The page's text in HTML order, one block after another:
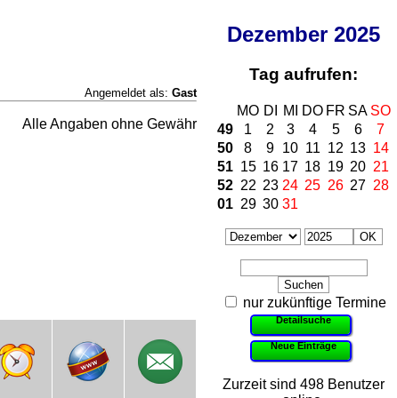
Dezember 2025
Tag aufrufen:
MO DI MI DO FR SA SO
49
1 2 3 4 5 6
7
50
8 9 10 11 12 13 14
51 15 16 17 18 19 20 21
52 22 23 24 25 26 27 28
01 29 30 31
nur zukünftige Termine
Detailsuche
Neue Einträge
Zurzeit sind 498 Benutzer
Angemeldet als: Gast
Alle Angaben ohne Gewähr